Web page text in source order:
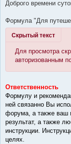
о
е
и
Доброго времени
Формула "Для
Скрытый текст
Для просмотра
авторизованным
Ответственность
Формулу и
ней связанно Вы
форума, а также ваш
результат, а также
инструкции.
целях.